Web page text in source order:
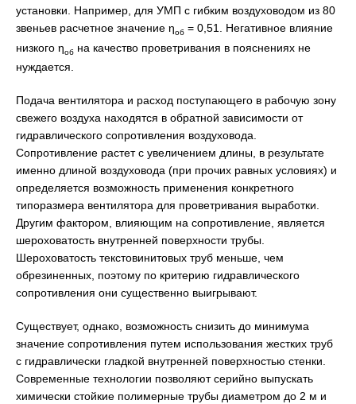
установки. Например, для УМП с гибким воздуховодом из 80
звеньев расчетное значение ηоб = 0,51. Негативное влияние
низкого ηоб на качество проветривания в пояснениях не
нуждается.
Подача вентилятора и расход поступающего в рабочую зону
свежего воздуха находятся в обратной зависимости от
гидравлического сопротивления воздуховода.
Сопротивление растет с увеличением длины, в результате
именно длиной воздуховода (при прочих равных условиях) и
определяется возможность применения конкретного
типоразмера вентилятора для проветривания выработки.
Другим фактором, влияющим на сопротивление, является
шероховатость внутренней поверхности трубы.
Шероховатость текстовинитовых труб меньше, чем
обрезиненных, поэтому по критерию гидравлического
сопротивления они существенно выигрывают.
Существует, однако, возможность снизить до минимума
значение сопротивления путем использования жестких труб
с гидравлически гладкой внутренней поверхностью стенки.
Современные технологии позволяют серийно выпускать
химически стойкие полимерные трубы диаметром до 2 м и